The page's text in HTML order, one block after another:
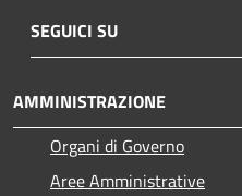
SEGUICI SU
AMMINISTRAZIONE
Organi di Governo
Aree Amministrative